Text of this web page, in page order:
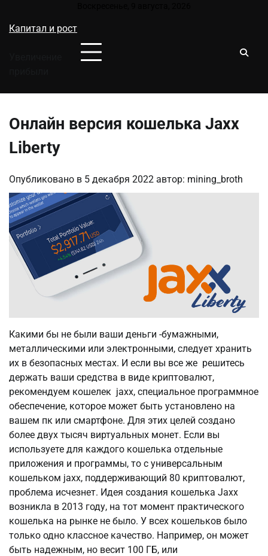
содержимому
Капитал и рост
Онлайн версия кошелька Jaxx
Liberty
Опубликовано в 5 декабря 2022 автор: mining_broth
Какими бы не были ваши деньги -бумажными,
металлическими или электронными, следует хранить
их в безопасных местах. И если вы все же решитесь
держать ваши средства в виде криптовалют,
рекомендуем кошелек jaxx, специальное программное
обеспечение, которое может быть установлено на
вашем пк или смартфоне. Для этих целей создано
более двух тысяч виртуальных монет. Если вы
используете для каждого кошелька отдельные
приложения и программы, то с универсальным
кошельком jaxx, поддерживающий 80 криптовалют,
проблема исчезнет. Идея создания кошелька Jaxx
возникла в 2013 году, на тот момент практического
кошелька на рынке не было. У всех кошельков было
только одно классное качество. Например, он может
быть надежным, но весит 100 ГБ, или